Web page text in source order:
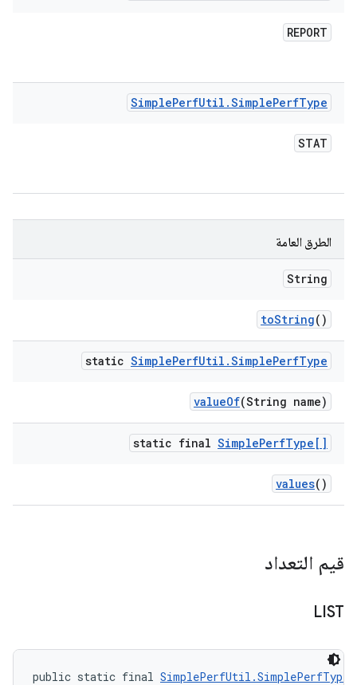
REPORT
SimplePerfUtil .SimplePerfType
STAT
الطرق العامة
String
toString()
static SimplePerfUtil .SimplePerfType
valueOf(String name)
static final SimplePerfType[]
values()
قيم التعداد
LIST
public static final SimplePerfUtil.SimplePerfType